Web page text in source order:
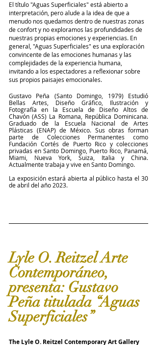
El título "Aguas Superficiales" está abierto a
interpretación, pero alude a la idea de que a
menudo nos quedamos dentro de nuestras zonas
de confort y no exploramos las profundidades de
nuestras propias emociones y experiencias. En
general, "Aguas Superficiales" es una exploración
convincente de las emociones humanas y las
complejidades de la experiencia humana,
invitando a los espectadores a reflexionar sobre
sus propios paisajes emocionales.
Gustavo Peña (Santo Domingo, 1979) Estudió
Bellas Artes, Diseño Gráfico, Ilustración y
Fotografía en la Escuela de Diseño Altos de
Chavón (ASS) La Romana, República Dominicana.
Graduado de la Escuela Nacional de Artes
Plásticas (ENAP) de México. Sus obras forman
parte de Colecciones Permanentes como
Fundación Cortés de Puerto Rico y colecciones
privadas en Santo Domingo, Puerto Rico, Panamá,
Miami, Nueva York, Suiza, Italia y China.
Actualmente trabaja y vive en Santo Domingo.
La exposición estará abierta al público hasta el 30
de abril del año 2023.
Lyle O. Reitzel Arte
Contemporáneo,
presenta: Gustavo
Peña titulada “Aguas
Superficiales”
The Lyle O. Reitzel Contemporary Art Gallery